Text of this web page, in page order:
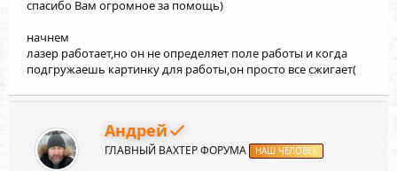
спасибо Вам огромное за помощь)
начнем
лазер работает,но он не определяет поле работы и когда
подгружаешь картинку для работы,он просто все сжигает(
Андрей
ГЛАВНЫЙ ВАХТЕР ФОРУМА НАШ ЧЕЛОВЕК